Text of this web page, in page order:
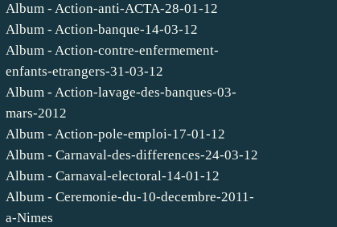
Album - Action-anti-ACTA-28-01-12
Album - Action-banque-14-03-12
Album - Action-contre-enfermement-
enfants-etrangers-31-03-12
Album - Action-lavage-des-banques-03-
mars-2012
Album - Action-pole-emploi-17-01-12
Album - Carnaval-des-differences-24-03-12
Album - Carnaval-electoral-14-01-12
Album - Ceremonie-du-10-decembre-2011-
a-Nimes